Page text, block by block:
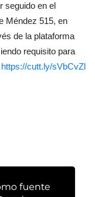
seguido en el
Méndez 515, en
de la plataforma
requisito para
https://cutt.ly/sVbCvZl